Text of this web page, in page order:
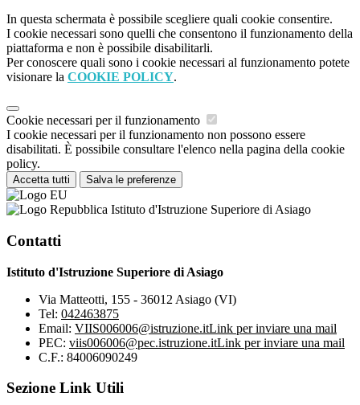
In questa schermata è possibile scegliere quali cookie consentire.
I cookie necessari sono quelli che consentono il funzionamento della
piattaforma e non è possibile disabilitarli.
Per conoscere quali sono i cookie necessari al funzionamento potete
visionare la COOKIE POLICY.
Cookie necessari per il funzionamento
I cookie necessari per il funzionamento non possono essere
disabilitati. È possibile consultare l'elenco nella pagina della cookie
policy.
Accetta tutti Salva le preferenze
Istituto d'Istruzione Superiore di Asiago
Contatti
Istituto d'Istruzione Superiore di Asiago
Via Matteotti, 155 - 36012 Asiago (VI)
Tel: 042463875
Email: VIIS006006@istruzione.itLink per inviare una mail
PEC: viis006006@pec.istruzione.itLink per inviare una mail
C.F.: 84006090249
Sezione Link Utili